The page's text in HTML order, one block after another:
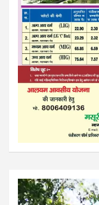
Video
Player